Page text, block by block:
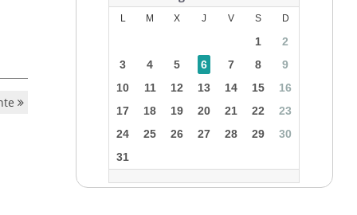
L M X J V S D
1
2
3
4 5 6 7 8
9
10
11 12 13 14 15
16
17
18 19 20 21 22
23
24
25 26 27 28 29
30
31